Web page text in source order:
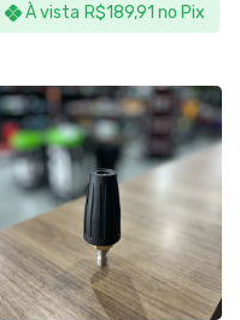
À vista R$189,91 no Pix